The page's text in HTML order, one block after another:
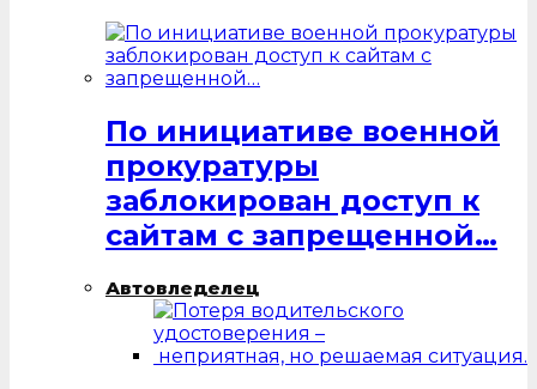
По инициативе военной
прокуратуры
заблокирован доступ к
сайтам с запрещенной…
Автовледелец